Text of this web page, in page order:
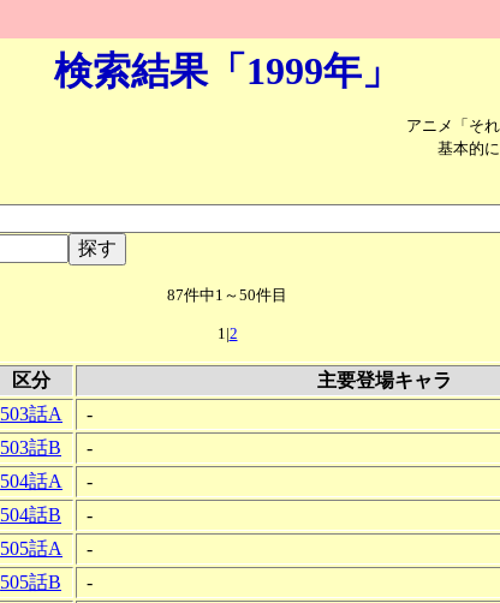
検索結果「1999年」
アニメ「そ
基本的
87件中1～50件目
1|2
区分 主要登場キャラ
503話A -
503話B -
504話A -
504話B -
505話A -
505話B -